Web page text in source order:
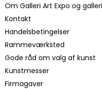
Om Galleri Art Expo og
Kontakt
Handelsbetingelser
Rammeværksted
Gode råd om valg af kunst
Kunstmesser
Firmagaver